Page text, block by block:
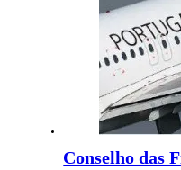
Conselho das